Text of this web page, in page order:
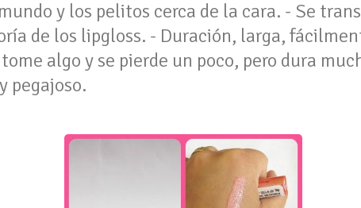
y los pelitos cerca de la cara. - Se
de los lipgloss. - Duración, larga,
algo y se pierde un poco, pero dura
pegajoso.